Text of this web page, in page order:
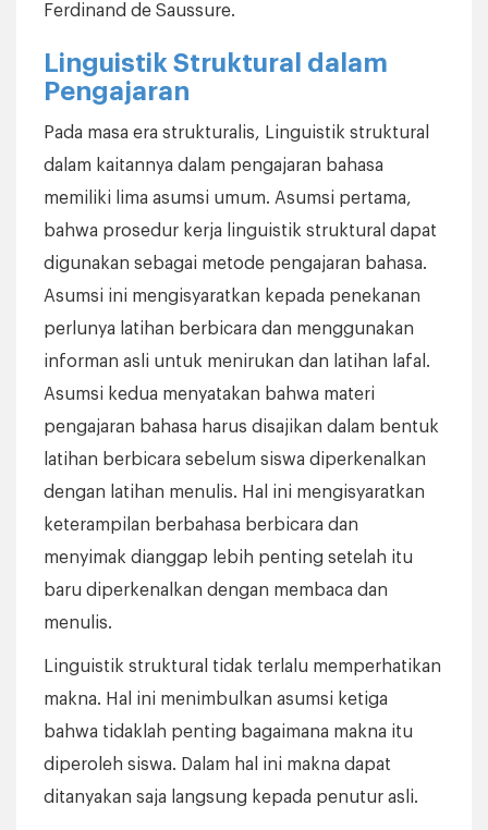
Ferdinand de Saussure.
Linguistik Struktural dalam
Pengajaran
Pada masa era strukturalis, Linguistik struktural
dalam kaitannya dalam pengajaran bahasa
memiliki lima asumsi umum. Asumsi pertama,
bahwa prosedur kerja linguistik struktural dapat
digunakan sebagai metode pengajaran bahasa.
Asumsi ini mengisyaratkan kepada penekanan
perlunya latihan berbicara dan menggunakan
informan asli untuk menirukan dan latihan lafal.
Asumsi kedua menyatakan bahwa materi
pengajaran bahasa harus disajikan dalam bentuk
latihan berbicara sebelum siswa diperkenalkan
dengan latihan menulis. Hal ini mengisyaratkan
keterampilan berbahasa berbicara dan
menyimak dianggap lebih penting setelah itu
baru diperkenalkan dengan membaca dan
menulis.
Linguistik struktural tidak terlalu memperhatikan
makna. Hal ini menimbulkan asumsi ketiga
bahwa tidaklah penting bagaimana makna itu
diperoleh siswa. Dalam hal ini makna dapat
ditanyakan saja langsung kepada penutur asli.